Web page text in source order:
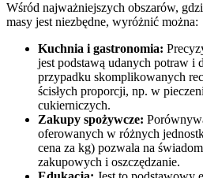
Wśród najważniejszych obszarów,
masy jest niezbędne, wyróżnić można:
Kuchnia i gastronomia:
jest podstawą udanych potraw i
przypadku skomplikowanych
ścisłych proporcji, np. w
cukierniczych.
Zakupy spożywcze:
oferowanych w różnych
cena za kg) pozwala na
zakupowych i oszczędzanie.